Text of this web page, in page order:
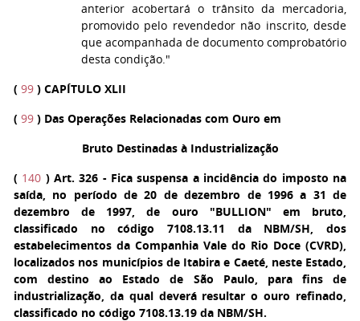
anterior acobertará o trânsito da mercadoria,
promovido pelo revendedor não inscrito, desde
que acompanhada de documento comprobatório
desta condição."
( 99 ) CAPÍTULO XLII
( 99 ) Das Operações Relacionadas com Ouro em
Bruto Destinadas à Industrialização
( 140 )Art. 326 - Fica suspensa a incidência do imposto na
saída, no período de 20 de dezembro de 1996 a 31 de
dezembro de 1997, de ouro "BULLION" em bruto,
classificado no código 7108.13.11 da NBM/SH, dos
estabelecimentos da Companhia Vale do Rio Doce (CVRD),
localizados nos municípios de Itabira e Caeté, neste Estado,
com destino ao Estado de São Paulo, para fins de
industrialização, da qual deverá resultar o ouro refinado,
classificado no código 7108.13.19 da NBM/SH.